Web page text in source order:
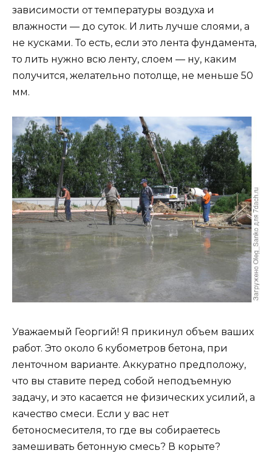
зависимости от температуры воздуха и
влажности — до суток. И лить лучше слоями, а
не кусками. То есть, если это лента фундамента,
то лить нужно всю ленту, слоем — ну, каким
получится, желательно потолще, не меньше 50
мм.
Уважаемый Георгий! Я прикинул объем ваших
работ. Это около 6 кубометров бетона, при
ленточном варианте. Аккуратно предположу,
что вы ставите перед собой неподъемную
задачу, и это касается не физических усилий, а
качество смеси. Если у вас нет
бетоносмесителя, то где вы собираетесь
замешивать бетонную смесь? В корыте?